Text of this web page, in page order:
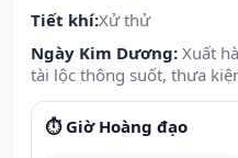
Tiết khí:Xử thử
Ngày Kim Dương: Xuất
tài lộc thông suốt, thưa
⏱️ Giờ Hoàng đạo